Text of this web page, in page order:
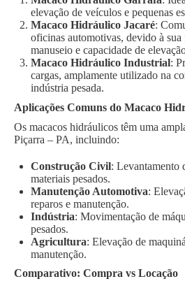
elevação de veículos e pequenas
Macaco Hidráulico Jacaré:
oficinas automotivas, devido à
manuseio e capacidade de
Macaco Hidráulico Industrial:
cargas, amplamente utilizado na
indústria pesada.
Aplicações Comuns do Macaco
Os macacos hidráulicos têm uma
Piçarra – PA, incluindo:
Construção Civil: Levantamento
materiais pesados.
Manutenção Automotiva:
reparos e manutenção.
Indústria: Movimentação de
pesados.
Agricultura: Elevação de
manutenção.
Comparativo: Compra vs Locação